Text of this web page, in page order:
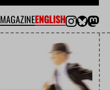
MAGAZINEENGLISH